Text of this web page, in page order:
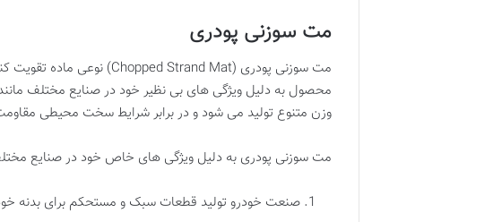
مت سوزنی پودری
محصول به دلیل ویژگی های بی نظیر خود در صنایع مختلف
وزن متنوع تولید می شود و در برابر شرایط سخت محیطی
مت سوزنی پودری به دلیل ویژگی های خاص خود در صنایع
صنعت خودرو تولید قطعات سبک و مستحکم برای بدنه